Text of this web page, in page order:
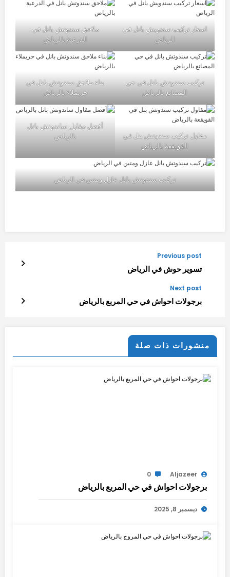
اسعار تركيب سندويش بانل في
الرياض
ملاحق سندوتش بانل في
الدرعية بالرياض
تركيب سندوتش بانل في حي
المصانع بالرياض
بناء ملاحق سندوتش بانل في
حريملاء بالرياض
مقاول تركيب سندوتش بنل في
القويقعة بالرياض
أفضل مقاول ساندوتش بانل
بالرياض
تركيب سندوتش بانل عازل ومتين في الرياض
Previous post
تسوير حوش في الرياض
Next post
برجولات احواش في حي المربع بالرياض
منشورات ذات صلة
Aljazeer
0
برجولات احواش في حي المربع بالرياض
ديسمبر 8, 2025